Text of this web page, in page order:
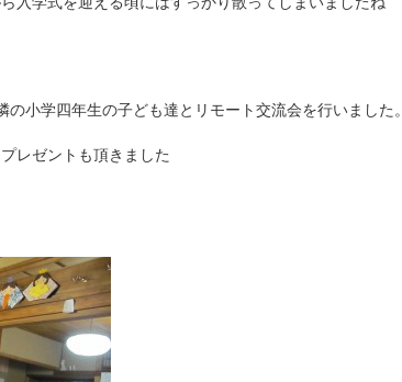
小学四年生の子ども達とリモート交流会を行いました。
レゼントも頂きました